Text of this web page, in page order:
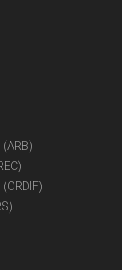
(ARB)
(ORDIF)